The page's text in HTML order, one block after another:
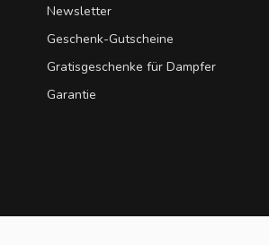
Newsletter
Geschenk-Gutscheine
Gratisgeschenke für Dampfer
Garantie